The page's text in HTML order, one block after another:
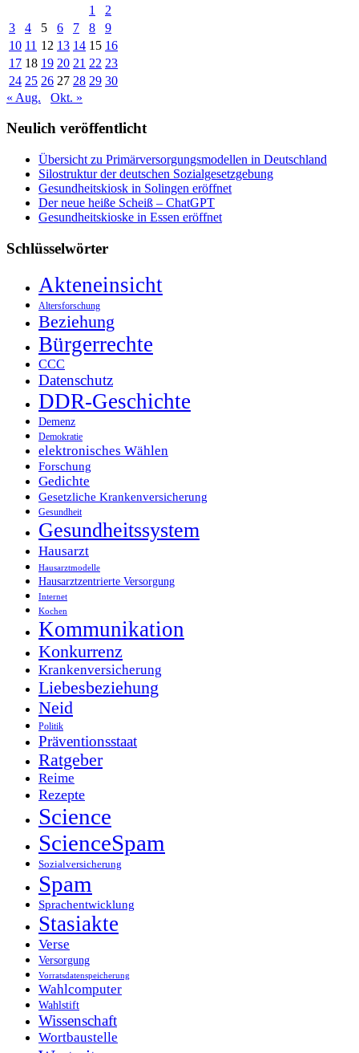
1
2
3
4 5 6 7 8
9
10 11 12 13 14 15 16
17 18 19 20 21 22 23
24 25 26 27 28 29 30
« Aug.
Okt. »
Neulich veröffentlicht
Übersicht zu Primärversorgungsmodellen in Deutschland
Silostruktur der deutschen Sozialgesetzgebung
Gesundheitskiosk in Solingen eröffnet
Der neue heiße Scheiß – ChatGPT
Gesundheitskioske in Essen eröffnet
Schlüsselwörter
Akteneinsicht
Altersforschung
Beziehung
Bürgerrechte
CCC
Datenschutz
DDR-Geschichte
Demenz
Demokratie
elektronisches Wählen
Forschung
Gedichte
Gesetzliche Krankenversicherung
Gesundheit
Gesundheitssystem
Hausarzt
Hausarztmodelle
Hausarztzentrierte Versorgung
Internet
Kochen
Kommunikation
Konkurrenz
Krankenversicherung
Liebesbeziehung
Neid
Politik
Präventionsstaat
Ratgeber
Reime
Rezepte
Science
ScienceSpam
Sozialversicherung
Spam
Sprachentwicklung
Stasiakte
Verse
Versorgung
Vorratsdatenspeicherung
Wahlcomputer
Wahlstift
Wissenschaft
Wortbaustelle